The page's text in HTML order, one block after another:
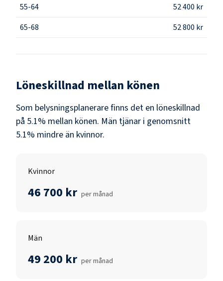
55-64
52 400 kr
65-68
52 800 kr
Löneskillnad mellan könen
Som belysningsplanerarefinns det en löneskillnad
på 5.1% mellan könen. Män tjänar i genomsnitt
5.1% mindre än kvinnor.
Kvinnor
46 700 kr per månad
Män
49 200 kr per månad